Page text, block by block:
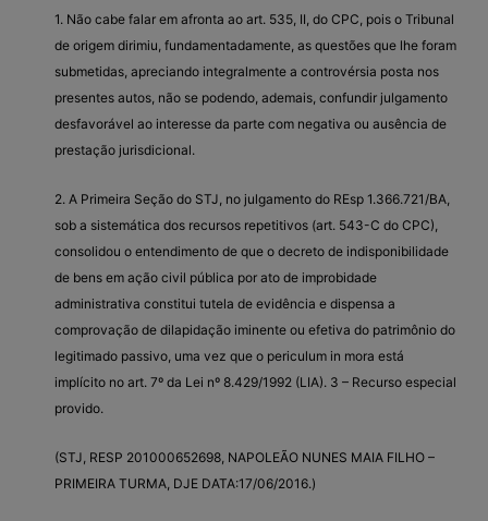
1. Não cabe falar em afronta ao art. 535, II, do CPC, pois o Tribunal
de origem dirimiu, fundamentadamente, as questões que lhe foram
submetidas, apreciando integralmente a controvérsia posta nos
presentes autos, não se podendo, ademais, confundir julgamento
desfavorável ao interesse da parte com negativa ou ausência de
prestação jurisdicional.
2. A Primeira Seção do STJ, no julgamento do REsp 1.366.721/BA,
sob a sistemática dos recursos repetitivos (art. 543-C do CPC),
consolidou o entendimento de que o decreto de indisponibilidade
de bens em ação civil pública por ato de improbidade
administrativa constitui tutela de evidência e dispensa a
comprovação de dilapidação iminente ou efetiva do patrimônio do
legitimado passivo, uma vez que o periculum in mora está
implícito no art. 7º da Lei nº 8.429/1992 (LIA). 3 – Recurso especial
provido.
(STJ, RESP 201000652698, NAPOLEÃO NUNES MAIA FILHO –
PRIMEIRA TURMA, DJE DATA:17/06/2016.)